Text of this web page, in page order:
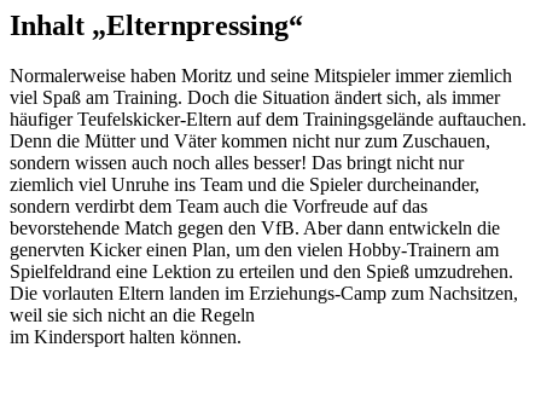
Inhalt „Elternpressing“
Normalerweise haben Moritz und seine Mitspieler immer ziemlich
viel Spaß am Training. Doch die Situation ändert sich, als immer
häufiger Teufelskicker-Eltern auf dem Trainingsgelände auftauchen.
Denn die Mütter und Väter kommen nicht nur zum Zuschauen,
sondern wissen auch noch alles besser! Das bringt nicht nur
ziemlich viel Unruhe ins Team und die Spieler durcheinander,
sondern verdirbt dem Team auch die Vorfreude auf das
bevorstehende Match gegen den VfB. Aber dann entwickeln die
genervten Kicker einen Plan, um den vielen Hobby-Trainern am
Spielfeldrand eine Lektion zu erteilen und den Spieß umzudrehen.
Die vorlauten Eltern landen im Erziehungs-Camp zum Nachsitzen,
weil sie sich nicht an die Regeln
im Kindersport halten können.